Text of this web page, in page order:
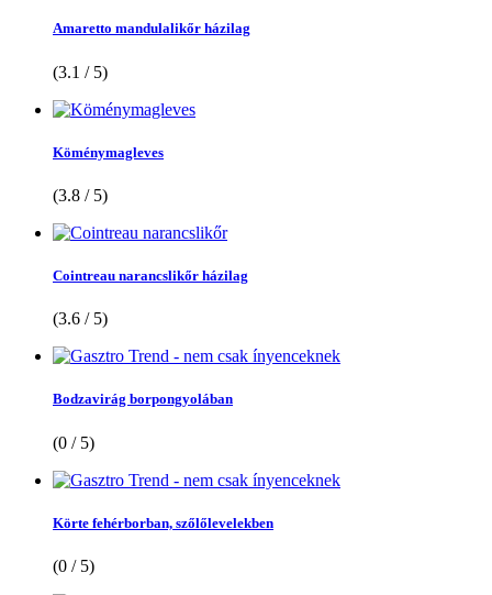
Amaretto mandulalikőr házilag
(3.1 / 5)
Köménymagleves
(3.8 / 5)
Cointreau narancslikőr házilag
(3.6 / 5)
Bodzavirág borpongyolában
(0 / 5)
Körte fehérborban, szőlőlevelekben
(0 / 5)